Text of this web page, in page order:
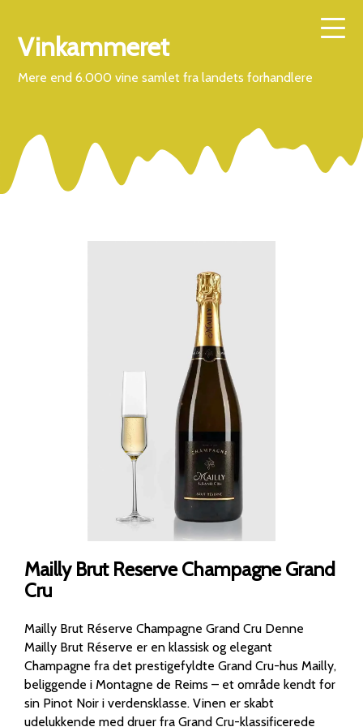
Vinkammeret
Mere end 6.000 vine samlet fra landets forhandlere
Mailly Brut Reserve Champagne Grand
Cru
Mailly Brut Réserve Champagne Grand Cru Denne
Mailly Brut Réserve er en klassisk og elegant
Champagne fra det prestigefyldte Grand Cru-hus Mailly,
beliggende i Montagne de Reims – et område kendt for
sin Pinot Noir i verdensklasse. Vinen er skabt
udelukkende med druer fra Grand Cru-klassificerede